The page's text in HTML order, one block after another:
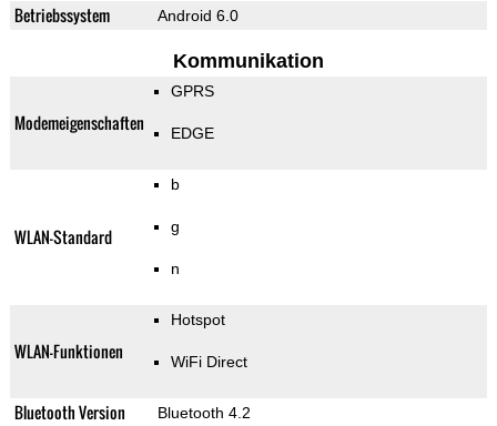
Betriebssystem Android 6.0
Kommunikation
Modemeigenschaften
GPRS
EDGE
WLAN-Standard
b
g
n
WLAN-Funktionen
Hotspot
WiFi Direct
Bluetooth Version Bluetooth 4.2